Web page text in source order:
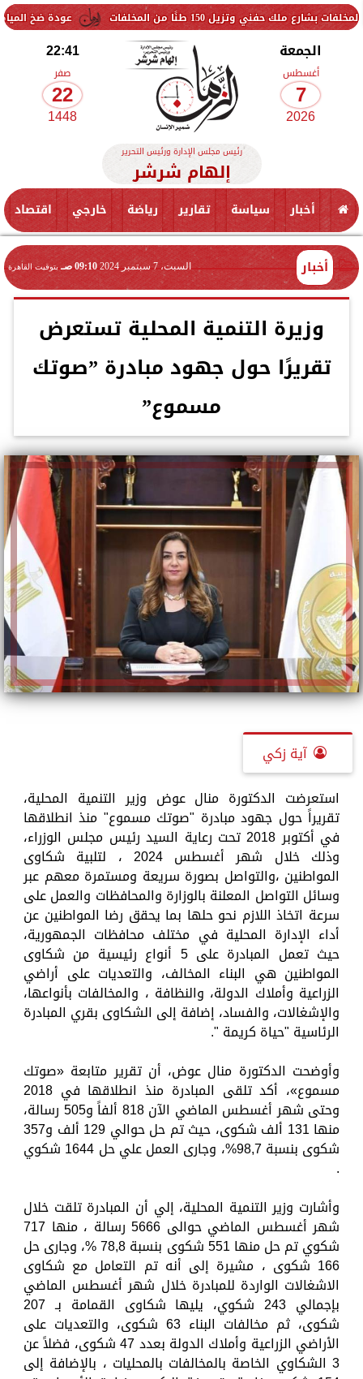
عودة ضخ المياه تدريجيًا 150 طنًا من المخلفات
الجمعة
أغسطس
7
2026
22:41
صفر
22
1448
رئيس مجلس الإدارة ورئيس التحرير
إلهام شرشر
أخبار سياسة تقارير رياضة خارجي اقتصاد
أخبار السبت، 7 سبتمبر 2024 09:10 صـ بتوقيت القاهرة
وزيرة التنمية المحلية تستعرض
تقريرًا حول جهود مبادرة ”صوتك
مسموع”
آية زكي
استعرضت الدكتورة منال عوض وزير التنمية المحلية،
تقريراً حول جهود مبادرة "صوتك مسموع" منذ انطلاقها
في أكتوبر 2018 تحت رعاية السيد رئيس مجلس الوزراء،
وذلك خلال شهر أغسطس 2024 ، لتلبية شكاوى
المواطنين ،والتواصل بصورة سريعة ومستمرة معهم عبر
وسائل التواصل المعلنة بالوزارة والمحافظات والعمل على
سرعة اتخاذ اللازم نحو حلها بما يحقق رضا المواطنين عن
أداء الإدارة المحلية في مختلف محافظات الجمهورية،
حيث تعمل المبادرة على 5 أنواع رئيسية من شكاوى
المواطنين هي البناء المخالف، والتعديات على أراضي
الزراعية وأملاك الدولة، والنظافة ، والمخالفات بأنواعها،
والإشغالات، والفساد، إضافة إلى الشكاوى بقري المبادرة
الرئاسية "حياة كريمة ".
وأوضحت الدكتورة منال عوض، أن تقرير متابعة «صوتك
مسموع»، أكد تلقى المبادرة منذ انطلاقها في 2018
وحتى شهر أغسطس الماضي الآن 818 ألفاً و505 رسالة،
منها 131 ألف شكوى، حيث تم حل حوالي 129 ألف و357
شكوى بنسبة 98,7%، وجارى العمل علي حل 1644 شكوي
.
وأشارت وزير التنمية المحلية، إلي أن المبادرة تلقت خلال
شهر أغسطس الماضي حوالى 5666 رسالة ، منها 717
شكوي تم حل منها 551 شكوى بنسبة 78,8 %، وجارى حل
166 شكوى ، مشيرة إلى أنه تم التعامل مع شكاوى
الاشغالات الواردة للمبادرة خلال شهر أغسطس الماضي
بإجمالي 243 شكوي، يليها شكاوى القمامة بـ 207
شكوى، ثم مخالفات البناء 63 شكوى، والتعديات على
الأراضي الزراعية وأملاك الدولة بعدد 47 شكوى، فضلاً عن
3 الشكاوي الخاصة بالمخالفات بالمحليات ، بالإضافة إلى